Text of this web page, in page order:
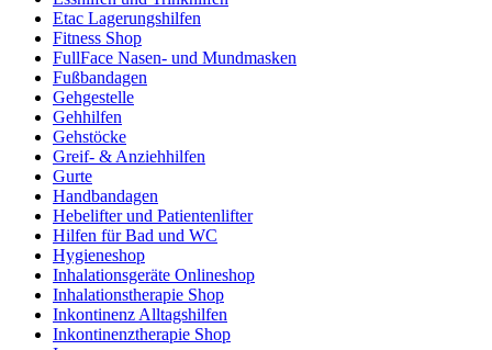
Etac Lagerungshilfen
Fitness Shop
FullFace Nasen- und Mundmasken
Fußbandagen
Gehgestelle
Gehhilfen
Gehstöcke
Greif- & Anziehhilfen
Gurte
Handbandagen
Hebelifter und Patientenlifter
Hilfen für Bad und WC
Hygieneshop
Inhalationsgeräte Onlineshop
Inhalationstherapie Shop
Inkontinenz Alltagshilfen
Inkontinenztherapie Shop